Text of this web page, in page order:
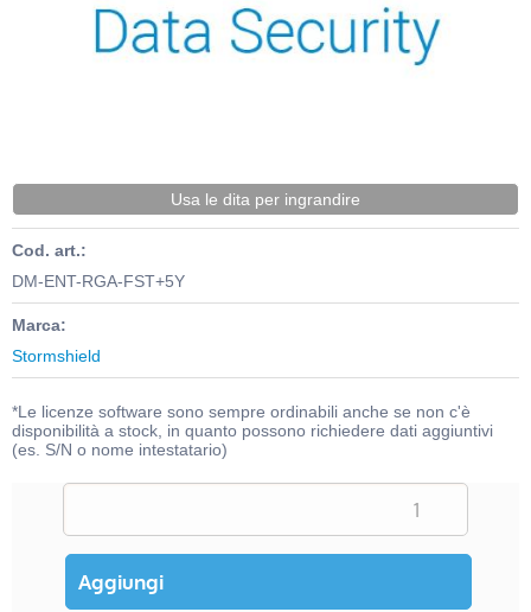
Usa le dita per ingrandire
Cod. art.:
DM-ENT-RGA-FST+5Y
Marca:
Stormshield
*Le licenze software sono sempre ordinabili anche se non c'è
disponibilità a stock, in quanto possono richiedere dati aggiuntivi
(es. S/N o nome intestatario)